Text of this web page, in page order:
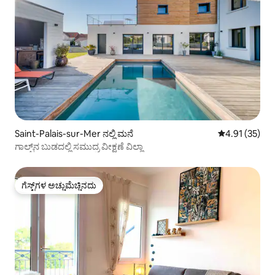
Saint-Palais-sur-Mer ನಲ್ಲಿ ಮನೆ 5 ರಲ್ಲಿ 4.91
4.91 (35)
ಗಾಲ್ಫ್‌ನ ಬುಡದಲ್ಲಿ ಸಮುದ್ರ ವೀಕ್ಷಣೆ ವಿಲ್ಲಾ
ಗೆಸ್ಟ್‌ಗಳ ಅಚ್ಚುಮೆಚ್ಚಿನದು
ಗೆಸ್ಟ್‌ಗಳ ಅಚ್ಚುಮೆಚ್ಚಿನದು